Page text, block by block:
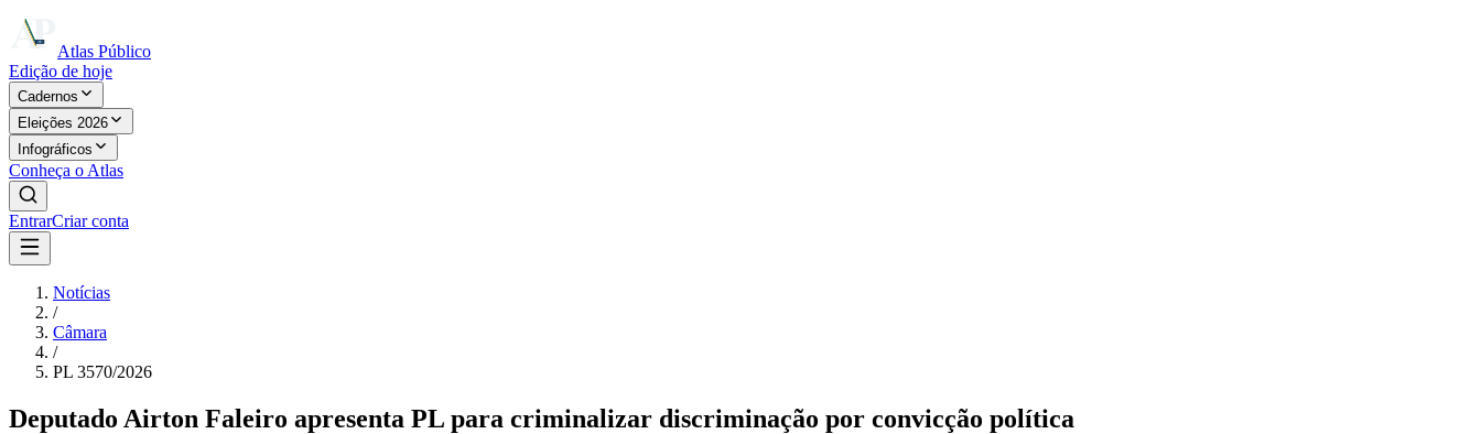
Atlas Público
Edição de hoje
Cadernos
Eleições 2026
Infográficos
Conheça o Atlas
EntrarCriar conta
Notícias
/
Câmara
/
PL 3570/2026
Deputado Airton Faleiro apresenta PL para criminalizar discriminação por convicção política